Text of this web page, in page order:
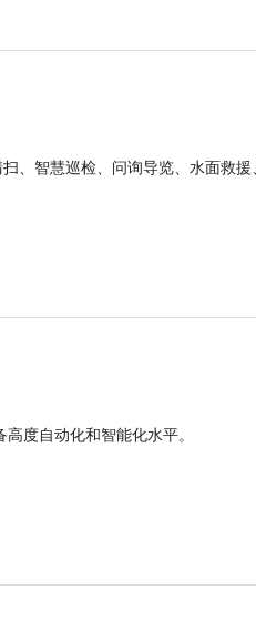
、智慧巡检、问询导览、水面救援
度自动化和智能化水平。